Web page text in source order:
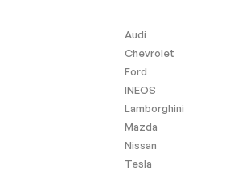
Audi
Chevrolet
Ford
INEOS
Lamborghini
Mazda
Nissan
Tesla